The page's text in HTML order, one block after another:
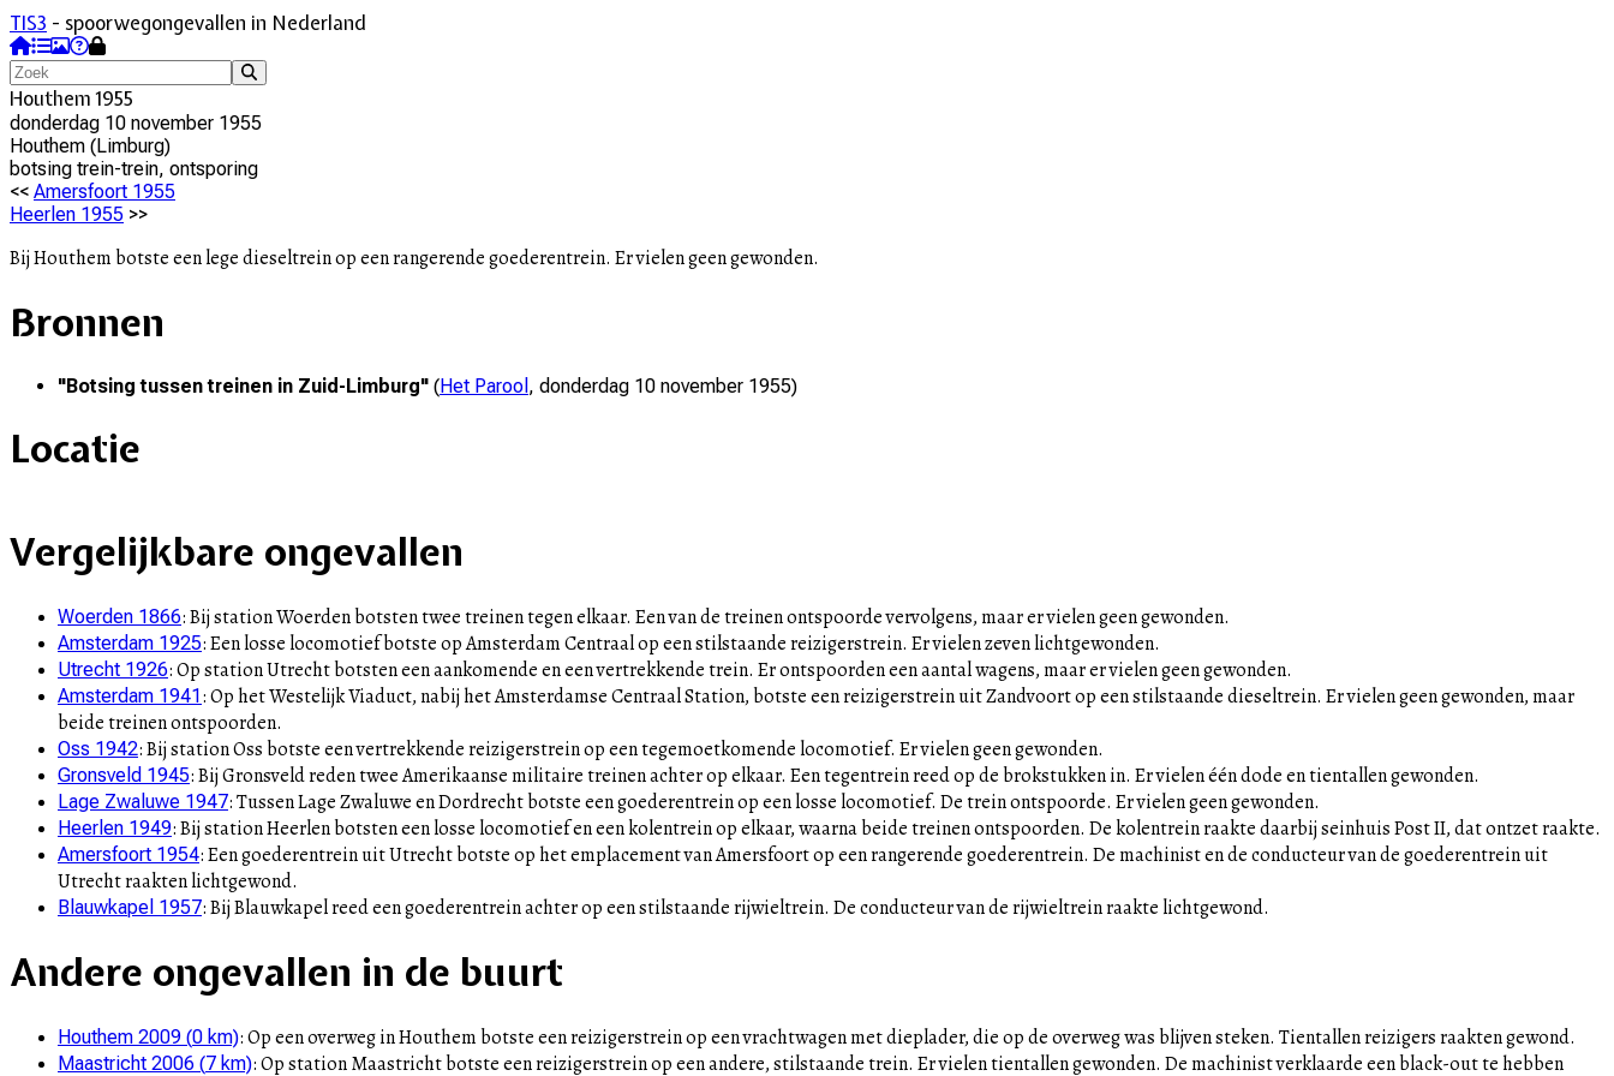
TIS3 - spoorwegongevallen in Nederland
Houthem 1955
donderdag 10 november 1955
Houthem (Limburg)
botsing trein-trein, ontsporing
<< Amersfoort 1955
Heerlen 1955 >>
Bij Houthem botste een lege dieseltrein op een rangerende goederentrein. Er vielen geen gewonden.
Bronnen
"Botsing tussen treinen in Zuid-Limburg" (Het Parool , donderdag 10 november 1955)
Locatie
–
Vergelijkbare ongevallen
Woerden 1866:Bij station Woerden botsten twee treinen tegen elkaar. Een van de treinen ontspoorde vervolgens, maar er vielen geen gewonden.
Amsterdam 1925:Een losse locomotief botste op Amsterdam Centraal op een stilstaande reizigerstrein. Er vielen zeven lichtgewonden.
Utrecht 1926:Op station Utrecht botsten een aankomende en een vertrekkende trein. Er ontspoorden een aantal wagens, maar er vielen geen gewonden.
Amsterdam 1941:Op het Westelijk Viaduct, nabij het Amsterdamse Centraal Station, botste een reizigerstrein uit Zandvoort op een stilstaande dieseltrein. Er vielen geen gewonden, maar
beide treinen ontspoorden.
Oss 1942:Bij station Oss botste een vertrekkende reizigerstrein op een tegemoetkomende locomotief. Er vielen geen gewonden.
Gronsveld 1945:Bij Gronsveld reden twee Amerikaanse militaire treinen achter op elkaar. Een tegentrein reed op de brokstukken in. Er vielen één dode en tientallen gewonden.
Lage Zwaluwe 1947:Tussen Lage Zwaluwe en Dordrecht botste een goederentrein op een losse locomotief. De trein ontspoorde. Er vielen geen gewonden.
Heerlen 1949:Bij station Heerlen botsten een losse locomotief en een kolentrein op elkaar, waarna beide treinen ontspoorden. De kolentrein raakte daarbij seinhuis Post II, dat ontzet raakte.
Amersfoort 1954:Een goederentrein uit Utrecht botste op het emplacement van Amersfoort op een rangerende goederentrein. De machinist en de conducteur van de goederentrein uit
Utrecht raakten lichtgewond.
Blauwkapel 1957:Bij Blauwkapel reed een goederentrein achter op een stilstaande rijwieltrein. De conducteur van de rijwieltrein raakte lichtgewond.
Andere ongevallen in de buurt
Houthem 2009 (0 km):Op een overweg in Houthem botste een reizigerstrein op een vrachtwagen met dieplader, die op de overweg was blijven steken. Tientallen reizigers raakten gewond.
Maastricht 2006 (7 km):Op station Maastricht botste een reizigerstrein op een andere, stilstaande trein. Er vielen tientallen gewonden. De machinist verklaarde een black-out te hebben